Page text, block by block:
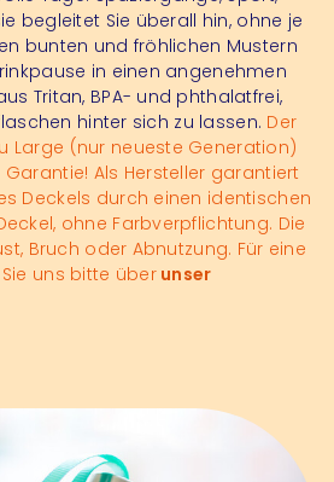
begleitet Sie überall hin, ohne je
bunten und fröhlichen Mustern
in einen angenehmen
Tritan, BPA- und phthalatfrei,
hinter sich zu lassen. Der
Large (nur neueste Generation)
Als Hersteller garantiert
Deckels durch einen identischen
ohne Farbverpflichtung. Die
Bruch oder Abnutzung. Für eine
uns bitte über unser